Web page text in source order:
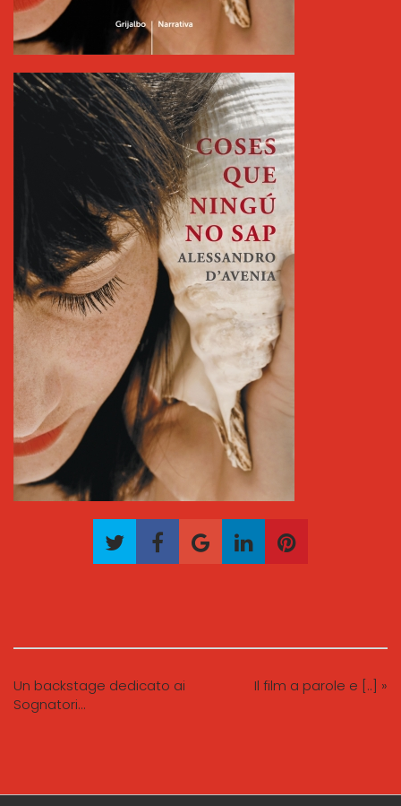
Un backstage dedicato ai
Sognatori…
Il film a parole e [..] »